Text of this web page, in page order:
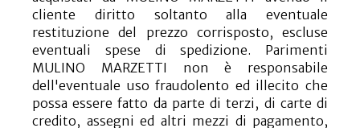
cliente diritto soltanto alla eventuale
restituzione del prezzo corrisposto, escluse
eventuali spese di spedizione. Parimenti
MULINO MARZETTI non è responsabile
dell'eventuale uso fraudolento ed illecito che
possa essere fatto da parte di terzi, di carte di
credito, assegni ed altri mezzi di pagamento,